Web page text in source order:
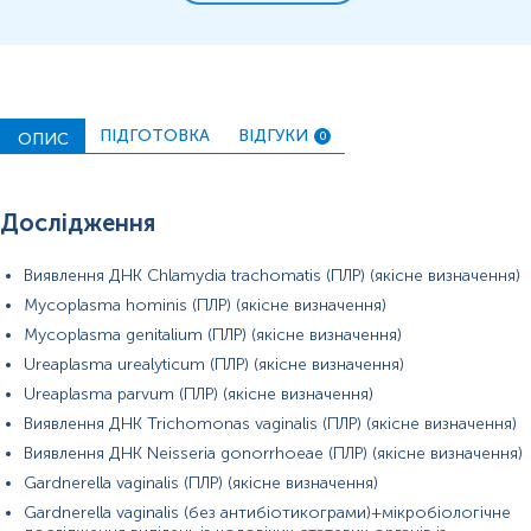
виділення із чоловічих статевих органів
вимірювань можуть змінюватися у відповідності до зміни
тест-систем.
Сечу відбирають самостійно вдома та одразу доставляють на
пункт забору біологічного матеріалу.
Перед відбором сечі потрібно провести ретельну гігієну
зовнішніх статевих органів.
Перед відбором сечі проводять туалет зовнішніх статевих
органів. При сечовипусканні необхідно повністю відтягнути
шкірну складку, звільнити зовнішній отвір сечовипускного
каналу.
Сечу необхідно збирати відразу в контейнер, в якому вона буде
доставлена на пункт забору біоматеріалу, а в подальшому в
ОПИС ПІДГОТОВКА ВІДГУКИ 0
Дослідження
Виявлення ДНК Chlamydia trachomatis (ПЛР) (якісне визначення)
Mycoplasma hominis (ПЛР) (якісне визначення)
Mycoplasma genitalium (ПЛР) (якісне визначення)
Ureaplasma urealyticum (ПЛР) (якісне визначення)
Ureaplasma parvum (ПЛР) (якісне визначення)
Виявлення ДНК Trichomonas vaginalis (ПЛР) (якісне визначення)
Виявлення ДНК Neisseria gonorrhoeae (ПЛР) (якісне визначення)
Gardnerella vaginalis (ПЛР) (якісне визначення)
Gardnerella vaginalis (без антибіотикограми)+мікробіологічне